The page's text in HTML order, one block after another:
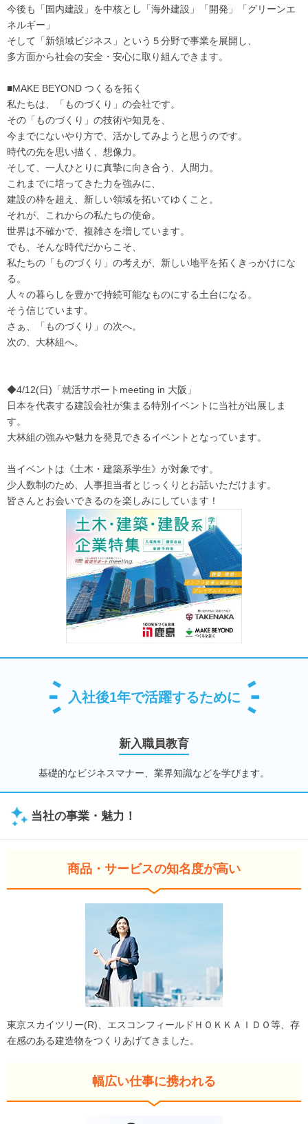
今後も「国内建設」を中核とし「海外建設」「開発」「グリーンエ
ネルギー」
そして「新領域ビジネス」という５分野で事業を展開し、
多方面から社会の安全・安心に取り組んできます。
■MAKE BEYOND つくるを拓く
私たちは、「ものづくり」の会社です。
その「ものづくり」の技術や知見を、
今までにないやり方で、活かしてみようと思うのです。
時代の先を思い描く、想像力。
そして、一人ひとりに真摯に向き合う、人間力。
これまでに培ってきた力を強みに、
建設の枠を超え、新しい領域を拓いてゆくこと。
それが、これからの私たちの使命。
世界は不確かで、複雑さを増しています。
でも、そんな時代だからこそ、
私たちの「ものづくり」の考えが、新しい地平を拓くきっかけにな
る。
人々の暮らしを豊かで持続可能なものにする土台になる。
そう信じています。
さぁ、「ものづくり」の次へ。
次の、大林組へ。
◆4/12(日)「就活サポートmeeting in 大阪」
日本を代表する建設会社が集まる特別イベントに当社が出展しま
す。
大林組の強みや魅力を発見できるイベントとなっています。
当イベントは《土木・建築系学生》が対象です。
少人数制のため、人事担当者とじっくりとお話いただけます。
皆さんとお会いできるのを楽しみにしています！
入社後1年で活躍するために
新入職員教育
基礎的なビジネスマナー、業界知識などを学びます。
当社の事業・魅力！
商品・サービスの知名度が高い
東京スカイツリー(R)、エスコンフィールドＨＯＫＫＡＩＤＯ等、存
在感のある建造物をつくりあげてきました。
幅広い仕事に携われる